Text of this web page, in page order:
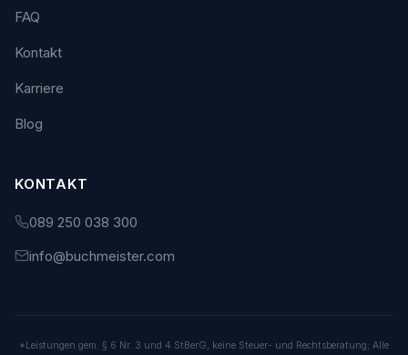
FAQ
Kontakt
Karriere
Blog
KONTAKT
089 250 038 300
info@buchmeister.com
*Leistungen gem. § 6 Nr. 3 und 4 StBerG, keine Steuer- und Rechtsberatung; Alle